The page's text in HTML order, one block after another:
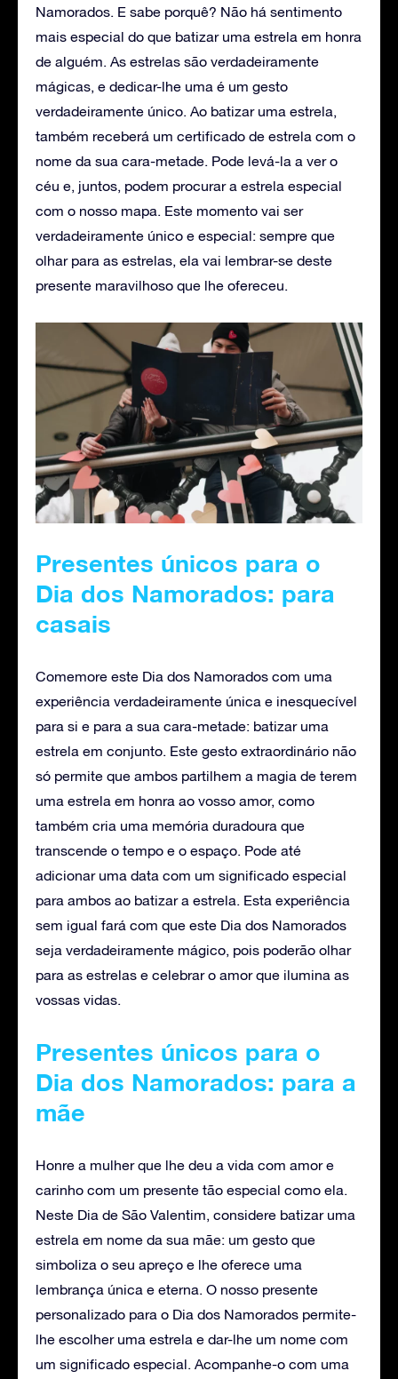
Namorados. E sabe porquê? Não há sentimento
mais especial do que batizar uma estrela em honra
de alguém. As estrelas são verdadeiramente
mágicas, e dedicar-lhe uma é um gesto
verdadeiramente único. Ao batizar uma estrela,
também receberá um certificado de estrela com o
nome da sua cara-metade. Pode levá-la a ver o
céu e, juntos, podem procurar a estrela especial
com o nosso mapa. Este momento vai ser
verdadeiramente único e especial: sempre que
olhar para as estrelas, ela vai lembrar-se deste
presente maravilhoso que lhe ofereceu.
Presentes únicos para o
Dia dos Namorados: para
casais
Comemore este Dia dos Namorados com uma
experiência verdadeiramente única e inesquecível
para si e para a sua cara-metade: batizar uma
estrela em conjunto. Este gesto extraordinário não
só permite que ambos partilhem a magia de terem
uma estrela em honra ao vosso amor, como
também cria uma memória duradoura que
transcende o tempo e o espaço. Pode até
adicionar uma data com um significado especial
para ambos ao batizar a estrela. Esta experiência
sem igual fará com que este Dia dos Namorados
seja verdadeiramente mágico, pois poderão olhar
para as estrelas e celebrar o amor que ilumina as
vossas vidas.
Presentes únicos para o
Dia dos Namorados: para a
mãe
Honre a mulher que lhe deu a vida com amor e
carinho com um presente tão especial como ela.
Neste Dia de São Valentim, considere batizar uma
estrela em nome da sua mãe: um gesto que
simboliza o seu apreço e lhe oferece uma
lembrança única e eterna. O nosso presente
personalizado para o Dia dos Namorados permite-
lhe escolher uma estrela e dar-lhe um nome com
um significado especial. Acompanhe-o com uma